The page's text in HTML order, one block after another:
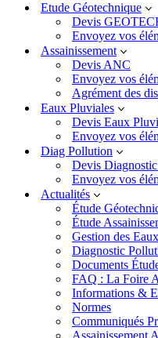
Etude Géotechnique
Devis
Envoyez vos
Assainissement
Devis ANC
Envoyez vos
Agrément des
Eaux Pluviales
Devis Eaux
Envoyez vos
Diag Pollution
Devis
Envoyez vos
Actualités
Étude
Étude
Gestion des
Diagnostic
Documents
FAQ : La Foire
Informations &
Normes
Communiqués
Assainissement